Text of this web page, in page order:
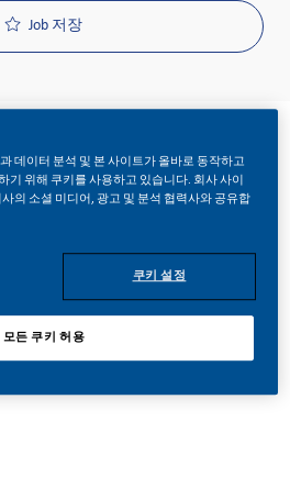
Job 저장
데이터 분석 및 본 사이트가 올바로 동작하고
기 위해 쿠키를 사용하고 있습니다. 회사 사이
의 소셜 미디어, 광고 및 분석 협력사와 공유합
쿠키 설정
모든 쿠키 허용